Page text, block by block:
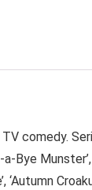
comedy.
Bye Munster’,
‘Autumn